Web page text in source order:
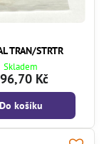
TRAN/STRTR
Skladem
Kč
Do košíku